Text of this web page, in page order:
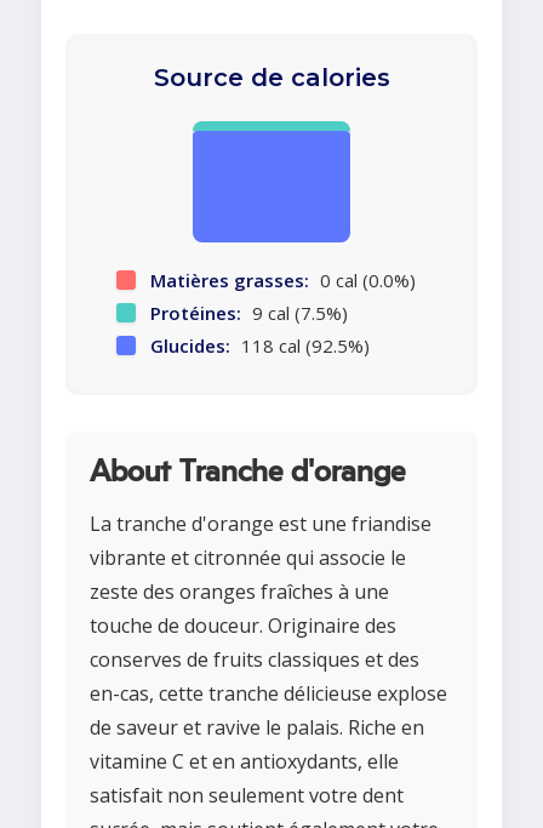
Source de calories
Matières grasses: 0 cal (0.0%)
Protéines: 9 cal (7.5%)
Glucides: 118 cal (92.5%)
About Tranche d'orange
La tranche d'orange est une friandise
vibrante et citronnée qui associe le
zeste des oranges fraîches à une
touche de douceur. Originaire des
conserves de fruits classiques et des
en-cas, cette tranche délicieuse explose
de saveur et ravive le palais. Riche en
vitamine C et en antioxydants, elle
satisfait non seulement votre dent